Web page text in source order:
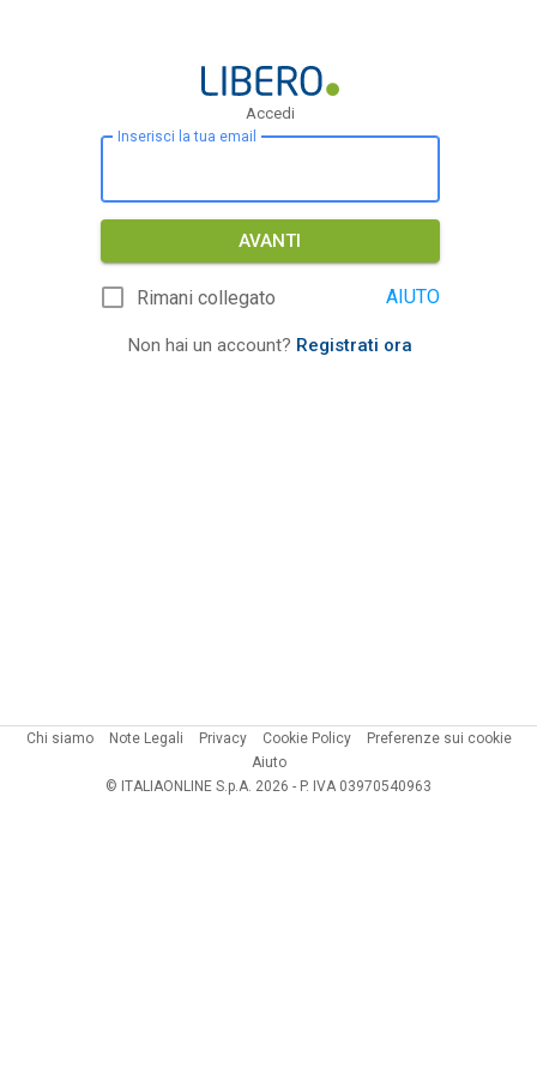
Accedi
Inserisci la tua email
AVANTI
Rimani collegato AIUTO
Non hai un account? Registrati ora
Chi siamo Note Legali Privacy Cookie Policy
Preferenze sui cookie
Aiuto
© ITALIAONLINE S.p.A. 2026 - P. IVA 03970540963